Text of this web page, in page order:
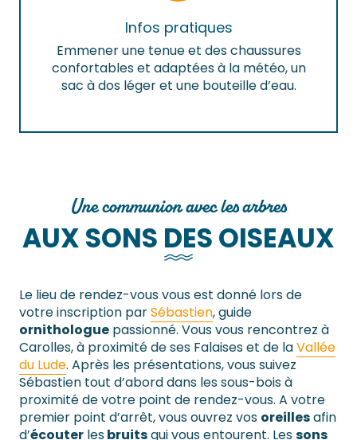
Infos pratiques
Emmener une tenue et des chaussures
confortables et adaptées à la météo, un
sac à dos léger et une bouteille d’eau.
Une communion avec les arbres
AUX SONS DES OISEAUX
Le lieu de rendez-vous vous est donné lors de
votre inscription parSébastien, guide
ornithologue passionné. Vous vous rencontrez à
Carolles, à proximité de ses Falaises et de laVallée
du Lude. Après les présentations, vous suivez
Sébastien tout d’abord dans les sous-bois à
proximité de votre point de rendez-vous. A votre
premier point d’arrêt, vous ouvrez vos oreillesafin
d’écouter lesbruitsqui vous entourent. Lessons